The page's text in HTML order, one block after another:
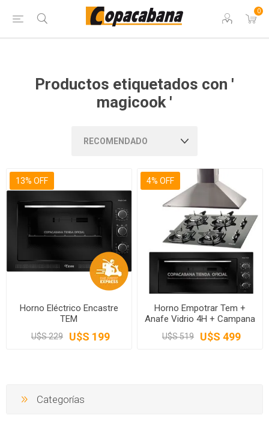
0
Productos etiquetados con '
magicook '
13% OFF
Horno Eléctrico Encastre
TEM
U$S 229 U$S 199
4% OFF
Horno Empotrar Tem +
Anafe Vidrio 4H + Campana
60 cm
U$S 519 U$S 499
Categorías